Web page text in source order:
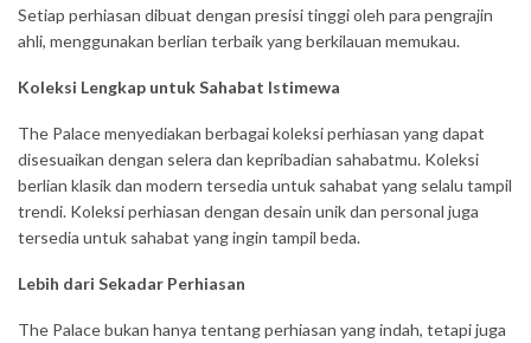
Setiap perhiasan dibuat dengan presisi tinggi oleh para pengrajin
ahli, menggunakan berlian terbaik yang berkilauan memukau.
Koleksi Lengkap untuk Sahabat Istimewa
The Palace menyediakan berbagai koleksi perhiasan yang dapat
disesuaikan dengan selera dan kepribadian sahabatmu. Koleksi
berlian klasik dan modern tersedia untuk sahabat yang selalu tampil
trendi. Koleksi perhiasan dengan desain unik dan personal juga
tersedia untuk sahabat yang ingin tampil beda.
Lebih dari Sekadar Perhiasan
The Palace bukan hanya tentang perhiasan yang indah, tetapi juga